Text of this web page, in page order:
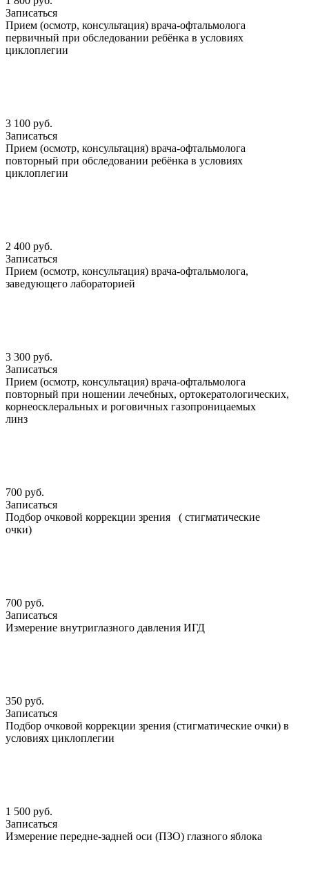
Записаться
Прием (осмотр, консультация) врача-офтальмолога
первичный при обследовании ребёнка в условиях
циклоплегии
3 100 руб.
Записаться
Прием (осмотр, консультация) врача-офтальмолога
повторный при обследовании ребёнка в условиях
циклоплегии
2 400 руб.
Записаться
Прием (осмотр, консультация) врача-офтальмолога,
заведующего лабораторией
3 300 руб.
Записаться
Прием (осмотр, консультация) врача-офтальмолога
повторный при ношении лечебных, ортокератологических,
корнеосклеральных и роговичных газопроницаемых
линз
700 руб.
Записаться
Подбор очковой коррекции зрения ( стигматические
очки)
700 руб.
Записаться
Измерение внутриглазного давления ИГД
350 руб.
Записаться
Подбор очковой коррекции зрения (стигматические очки) в
условиях циклоплегии
1 500 руб.
Записаться
Измерение передне-задней оси (ПЗО) глазного яблока